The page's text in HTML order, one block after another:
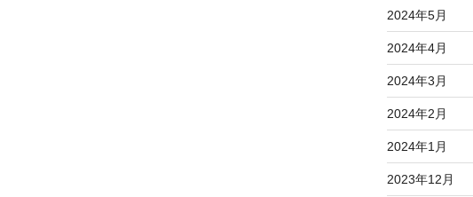
2024年5月
2024年4月
2024年3月
2024年2月
2024年1月
2023年12月